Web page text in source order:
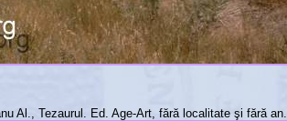
Al., Tezaurul. Ed. Age-Art, fără localitate şi fără an.